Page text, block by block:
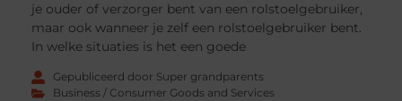
je ouder of verzorger bent van een rolstoelgebruiker,
maar ook wanneer je zelf een rolstoelgebruiker bent.
In welke situaties is het een goede
Gepubliceerd door Super grandparents
Business / Consumer Goods and Services